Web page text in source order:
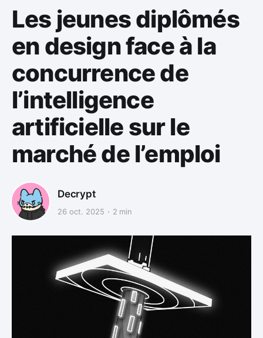
Les jeunes diplômés
en design face à la
concurrence de
l’intelligence
artificielle sur le
marché de l’emploi
Decrypt
26 oct. 2025 2 min